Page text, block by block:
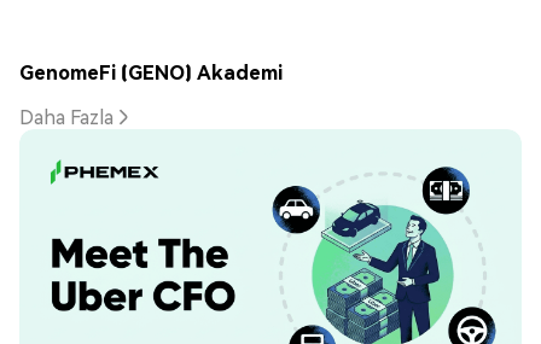
GenomeFi (GENO) Akademi
Daha Fazla